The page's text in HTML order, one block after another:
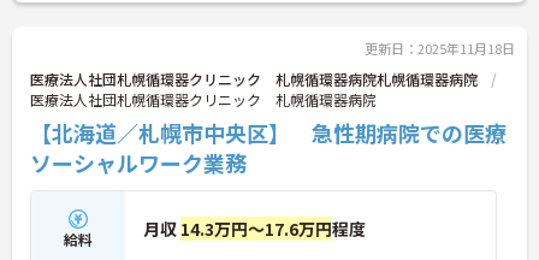
更新日：2025年11月18日
医療法人社団札幌循環器クリニック 札幌循環器病院札幌循環器病院
医療法人社団札幌循環器クリニック 札幌循環器病院
【北海道／札幌市中央区】 急性期病院での医療
ソーシャルワーク業務
給料 月収 14.3万円～17.6万円程度